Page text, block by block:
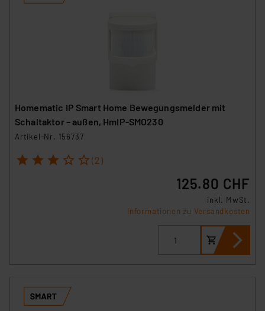
Homematic IP Smart Home Bewegungsmelder mit
Schaltaktor – außen, HmIP-SMO230
Artikel-Nr. 156737
1 2 3 4 5 (2)
125.80 CHF
inkl. MwSt.
Informationen zu Versandkosten